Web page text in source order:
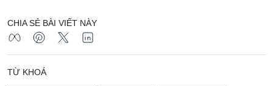
CHIA SẺ BÀI VIẾT NÀY
TỪ KHOÁ